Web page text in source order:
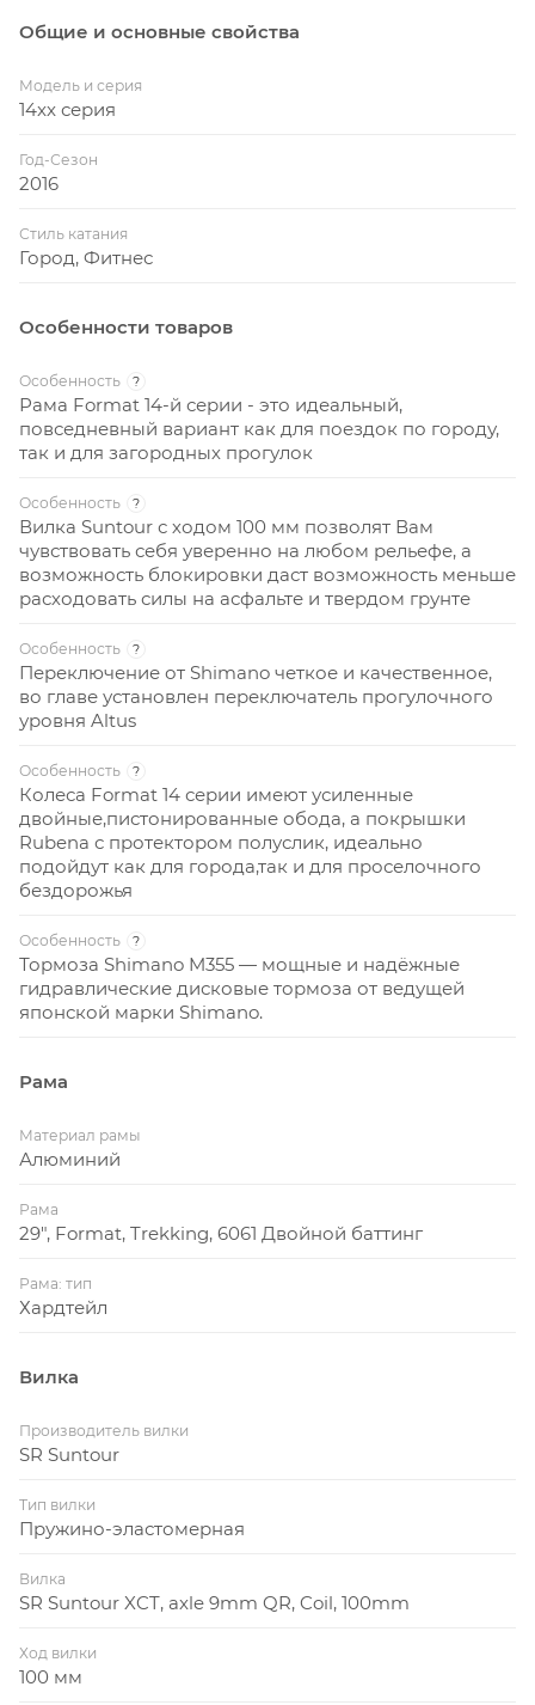
Общие и основные свойства
Модель и серия
14xx серия
Год-Сезон
2016
Стиль катания
Город, Фитнес
Особенности товаров
Особенность ?
Рама Format 14-й серии - это идеальный,
повседневный вариант как для поездок по городу,
так и для загородных прогулок
Особенность ?
Вилка Suntour с ходом 100 мм позволят Вам
чувствовать себя уверенно на любом рельефе, а
возможность блокировки даст возможность меньше
расходовать силы на асфальте и твердом грунте
Особенность ?
Переключение от Shimano четкое и качественное,
во главе установлен переключатель прогулочного
уровня Altus
Особенность ?
Колеса Format 14 серии имеют усиленные
двойные,пистонированные обода, а покрышки
Rubena с протектором полуслик, идеально
подойдут как для города,так и для проселочного
бездорожья
Особенность ?
Тормоза Shimano M355 — мощные и надёжные
гидравлические дисковые тормоза от ведущей
японской марки Shimano.
Рама
Материал рамы
Алюминий
Рама
29", Format, Trekking, 6061 Двойной баттинг
Рама: тип
Хардтейл
Вилка
Производитель вилки
SR Suntour
Тип вилки
Пружино-эластомерная
Вилка
SR Suntour XCT, axle 9mm QR, Coil, 100mm
Ход вилки
100 мм